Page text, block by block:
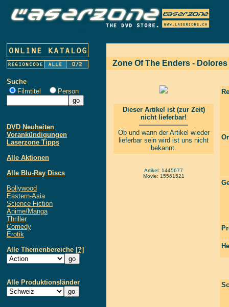
Suche
Filmtitel
Person
DVD Neuheiten
Vorankündigungen
Laserzone Tipps
Alle Aktionen
Alle Blu-Ray Discs
Bollywood
Eastern-Asia
Science Fiction
Anime/Manga
Thriller
Comedy
Erotik
Alle Themenbereiche [?]
Alle Produktionsländer
Zone Of The Enders -
Dieser Artikel ist (zur Zeit)
nicht lieferbar!
Ob und wann der Artikel wieder
lieferbar sein wird ist uns nicht
bekannt.
Artikel: 1445677
Movie: 15561521